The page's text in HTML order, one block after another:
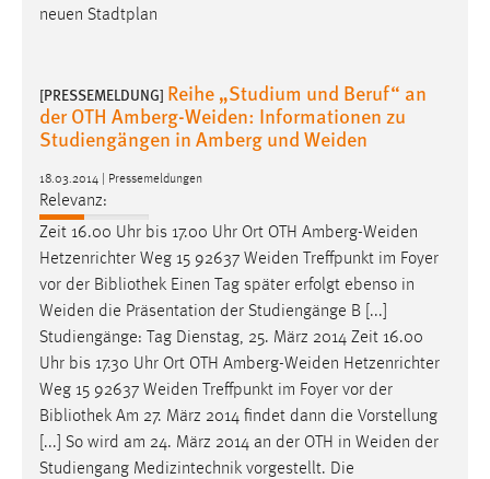
neuen Stadtplan
[PRESSEMELDUNG] Reihe „Studium und Beruf“ an
der OTH Amberg-Weiden: Informationen zu
Studiengängen in Amberg und Weiden
18.03.2014 | Pressemeldungen
Relevanz:
Zeit 16.00 Uhr bis 17.00 Uhr Ort OTH Amberg-Weiden
Hetzenrichter Weg 15 92637 Weiden Treffpunkt im Foyer
vor der Bibliothek Einen Tag später erfolgt ebenso in
Weiden die Präsentation der Studiengänge B [...]
Studiengänge: Tag Dienstag, 25. März 2014 Zeit 16.00
Uhr bis 17.30 Uhr Ort OTH Amberg-Weiden Hetzenrichter
Weg 15 92637 Weiden Treffpunkt im Foyer vor der
Bibliothek Am 27. März 2014 findet dann die Vorstellung
[...] So wird am 24. März 2014 an der OTH in Weiden der
Studiengang Medizintechnik vorgestellt. Die